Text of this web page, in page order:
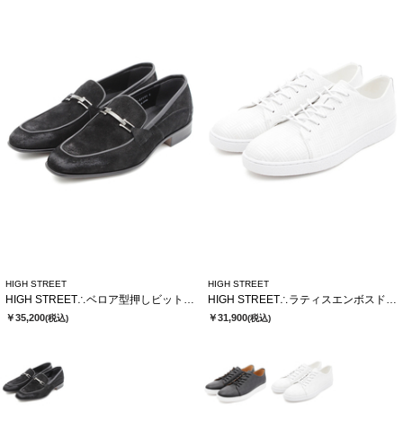
HIGH STREET
￥35,200(税込)
HIGH STREET
￥31,900(税込)